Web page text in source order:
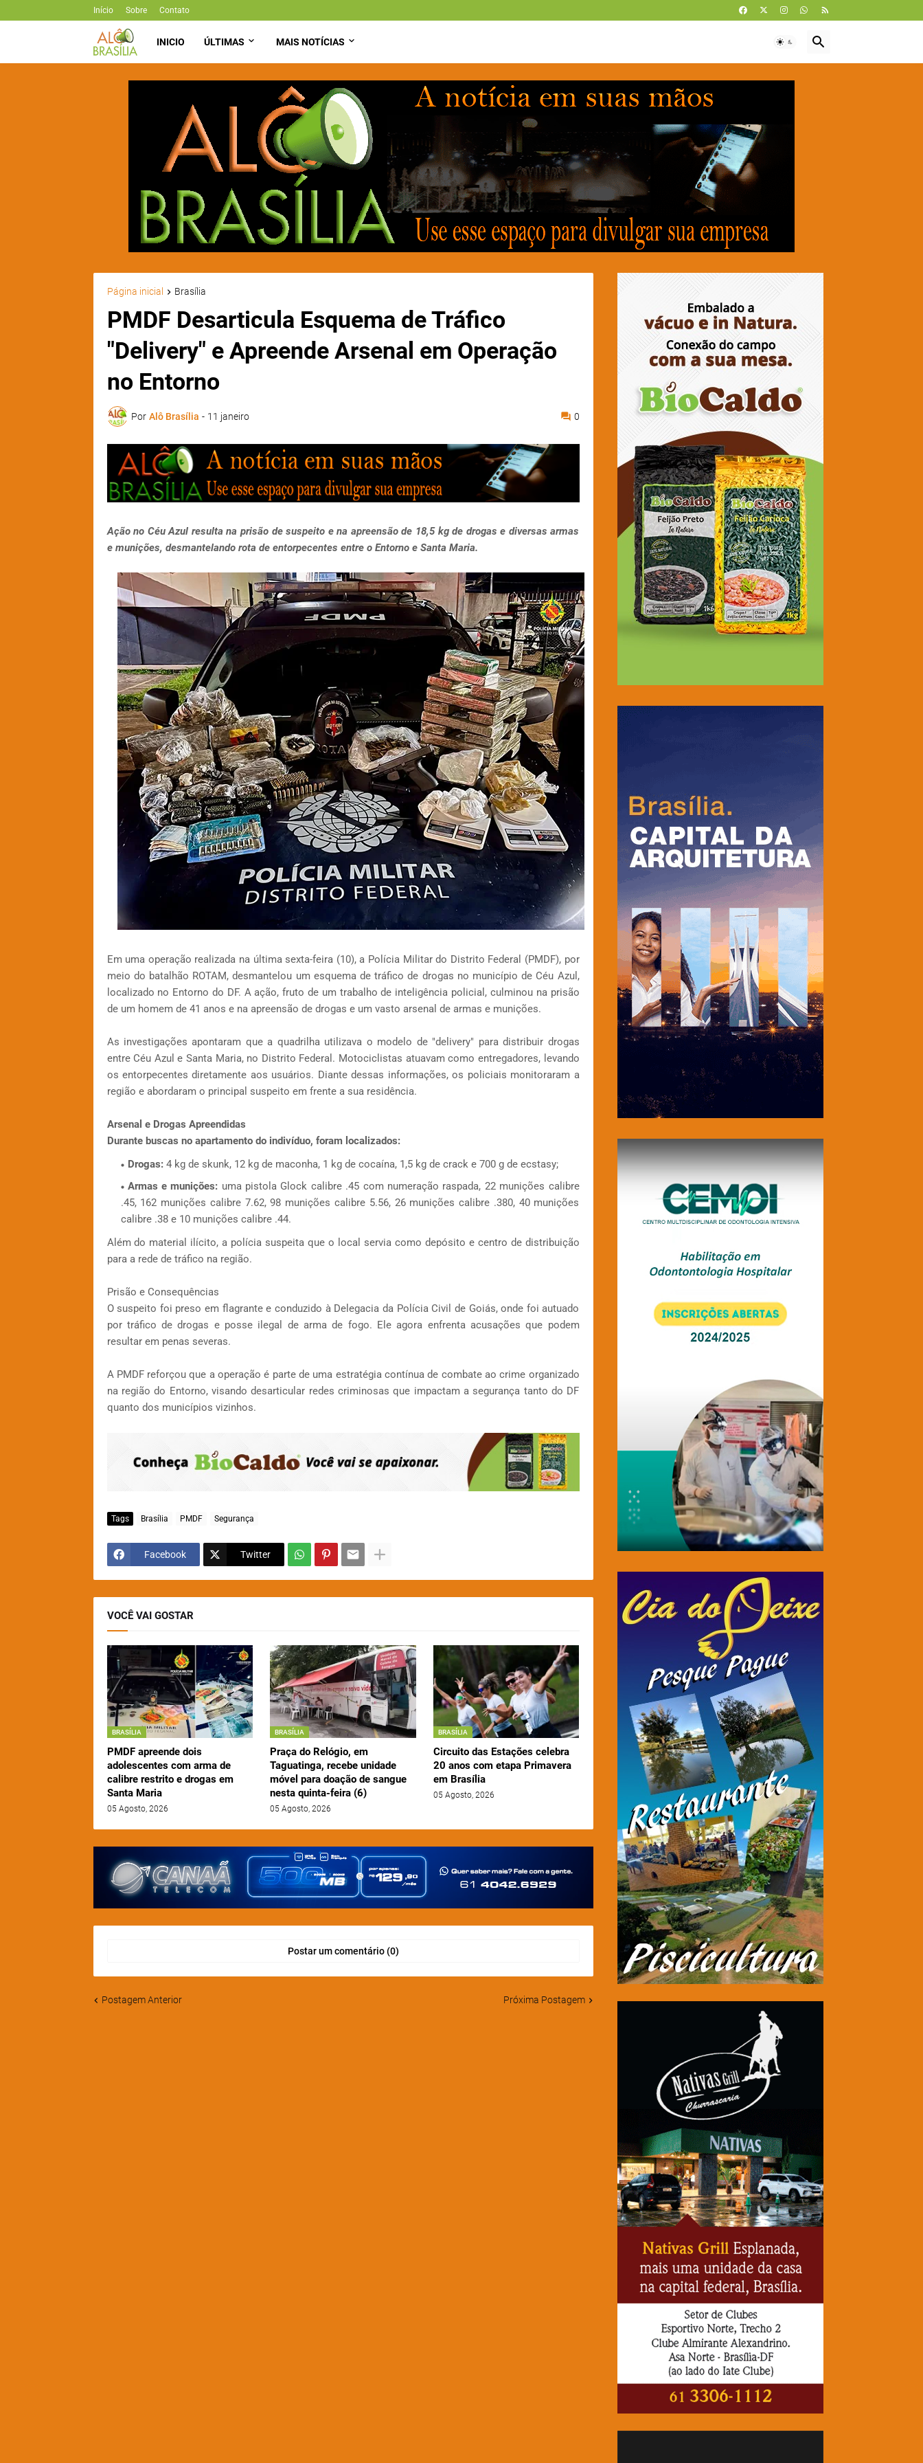
Início Sobre Contato
INICIO ÚLTIMAS MAIS NOTÍCIAS
Página inicial Brasília
PMDF Desarticula Esquema de Tráfico
"Delivery" e Apreende Arsenal em Operação
no Entorno
Por Alô Brasília - 11 janeiro 0
Ação no Céu Azul resulta na prisão de suspeito e na apreensão de 18,5 kg de drogas e diversas armas
e munições, desmantelando rota de entorpecentes entre o Entorno e Santa Maria.
Em uma operação realizada na última sexta-feira (10), a Polícia Militar do Distrito Federal (PMDF), por
meio do batalhão ROTAM, desmantelou um esquema de tráfico de drogas no município de Céu Azul,
localizado no Entorno do DF. A ação, fruto de um trabalho de inteligência policial, culminou na prisão
de um homem de 41 anos e na apreensão de drogas e um vasto arsenal de armas e munições.
As investigações apontaram que a quadrilha utilizava o modelo de "delivery" para distribuir drogas
entre Céu Azul e Santa Maria, no Distrito Federal. Motociclistas atuavam como entregadores, levando
os entorpecentes diretamente aos usuários. Diante dessas informações, os policiais monitoraram a
região e abordaram o principal suspeito em frente a sua residência.
Arsenal e Drogas Apreendidas
Durante buscas no apartamento do indivíduo, foram localizados:
Drogas:4 kg de skunk, 12 kg de maconha, 1 kg de cocaína, 1,5 kg de crack e 700 g de ecstasy;
Armas e munições: uma pistola Glock calibre .45 com numeração raspada, 22 munições calibre
.45, 162 munições calibre 7.62, 98 munições calibre 5.56, 26 munições calibre .380, 40 munições
calibre .38 e 10 munições calibre .44.
Além do material ilícito, a polícia suspeita que o local servia como depósito e centro de distribuição
para a rede de tráfico na região.
Prisão e Consequências
O suspeito foi preso em flagrante e conduzido à Delegacia da Polícia Civil de Goiás, onde foi autuado
por tráfico de drogas e posse ilegal de arma de fogo. Ele agora enfrenta acusações que podem
resultar em penas severas.
A PMDF reforçou que a operação é parte de uma estratégia contínua de combate ao crime organizado
na região do Entorno, visando desarticular redes criminosas que impactam a segurança tanto do DF
quanto dos municípios vizinhos.
Tags Brasília PMDF Segurança
Facebook Twitter
VOCÊ VAI GOSTAR
BRASÍLIA
PMDF apreende dois
adolescentes com arma de
calibre restrito e drogas em
Santa Maria
05 Agosto, 2026
BRASÍLIA
Praça do Relógio, em
Taguatinga, recebe unidade
móvel para doação de sangue
nesta quinta-feira (6)
05 Agosto, 2026
BRASÍLIA
Circuito das Estações celebra
20 anos com etapa Primavera
em Brasília
05 Agosto, 2026
Postar um comentário (0)
Postagem Anterior Próxima Postagem